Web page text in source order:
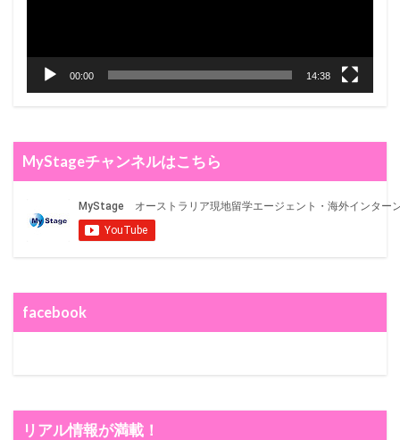
00:00 14:38
MyStageチャンネルはこちら
facebook
リアル情報が満載！